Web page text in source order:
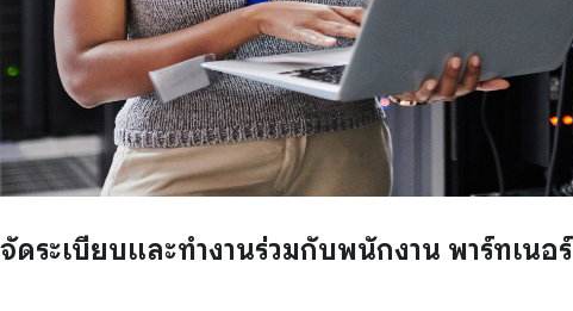
จัดระเบียบและทำงานร่วมกับพนักงาน พาร์ทเน